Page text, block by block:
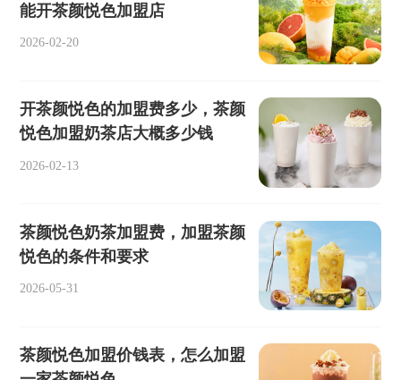
能开茶颜悦色加盟店
2026-02-20
开茶颜悦色的加盟费多少，茶颜
悦色加盟奶茶店大概多少钱
2026-02-13
茶颜悦色奶茶加盟费，加盟茶颜
悦色的条件和要求
2026-05-31
茶颜悦色加盟价钱表，怎么加盟